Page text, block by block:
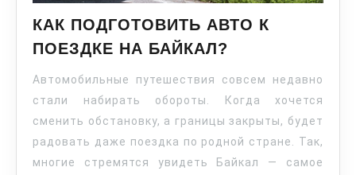
КАК ПОДГОТОВИТЬ АВТО К
ПОЕЗДКЕ НА БАЙКАЛ?
Автомобильные путешествия совсем недавно
стали набирать обороты. Когда хочется
сменить обстановку, а границы закрыты, будет
радовать даже поездка по родной стране. Так,
многие стремятся увидеть Байкал — самое